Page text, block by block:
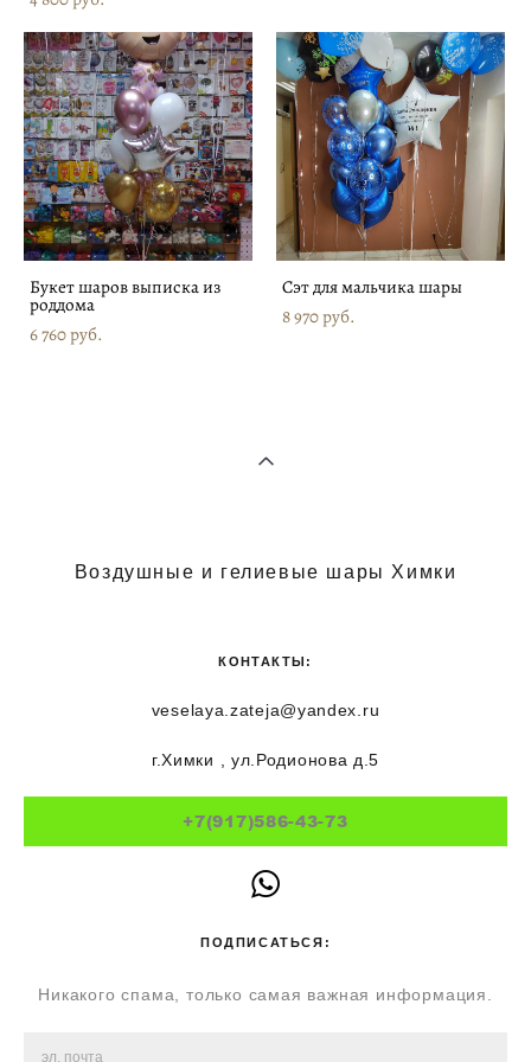
Букет шаров выписка из
роддома
6 760 pуб.
Сэт для мальчика шары
8 970 pуб.
Воздушные и гелиевые шары Химки
КОНТАКТЫ:
veselaya.zateja@yandex.ru
г.Химки , ул.Родионова д.5
+7(917)586-43-73
ПОДПИСАТЬСЯ:
Никакого спама, только самая важная информация.